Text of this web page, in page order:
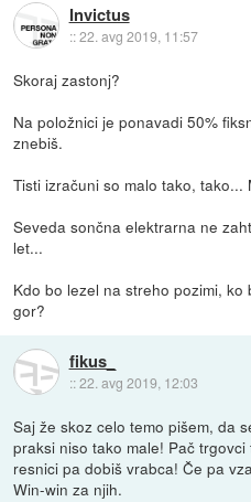
Invictus
::22. avg 2019, 11:57
Skoraj zastonj?
Na položnici je ponavadi 50%
znebiš.
Tisti izračuni so malo tako, tako...
Seveda sončna elektrarna ne
let...
Kdo bo lezel na streho pozimi,
gor?
fikus_
::22. avg 2019, 12:03
Saj že skoz celo temo pišem, da
praksi niso tako male! Pač
resnici pa dobiš vrabca! Če pa
Win-win za njih.